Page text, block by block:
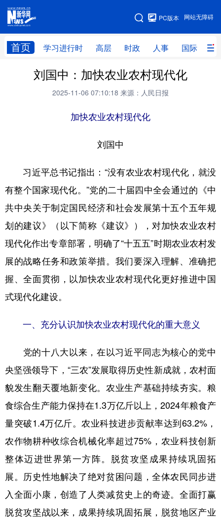
网站无障碍
PC版本
首页 学习进行时 高层 时政 人事 国际 财
网站地图
学习进行时 高层 时政 人事
财经 网评
思客智库 全球连线
访谈 视频 图片 政务
学术中国 乡村振兴 银龄 溯源中国
城市 旅游 能源 会展
彩票 娱乐 时尚 悦读
公益
文化产业
北京 天津 河北 山西
辽宁 吉林 上海 江苏
浙江 安徽 福建 江西
山东 河南 湖北 湖南
广东 广西 海南 重庆
陕西 甘肃 青海 宁夏
刘国中：加快农业农村现代化
2025-11-06 07:10:18 来源：人民日报
加快农业农村现代化
刘国中
习近平总书记指出：“没有农业农村现代化，就没
有整个国家现代化。”党的二十届四中全会通过的《中
共中央关于制定国民经济和社会发展第十五个五年规
划的建议》（以下简称《建议》），对加快农业农村
现代化作出专章部署，明确了“十五五”时期农业农村发
展的战略任务和政策举措。我们要深入理解、准确把
握、全面贯彻，以加快农业农村现代化更好推进中国
式现代化建设。
一、充分认识加快农业农村现代化的重大意义
党的十八大以来，在以习近平同志为核心的党中
央坚强领导下，“三农”发展取得历史性新成就，农村面
貌发生翻天覆地新变化。农业生产基础持续夯实。粮
食综合生产能力保持在1.3万亿斤以上，2024年粮食产
量突破1.4万亿斤。农业科技进步贡献率达到63.2%，
农作物耕种收综合机械化率超过75%，农业科技创新
整体迈进世界第一方阵。脱贫攻坚成果持续巩固拓
展。历史性地解决了绝对贫困问题，全体农民同步进
入全面小康，创造了人类减贫史上的奇迹。全面打赢
脱贫攻坚战以来，成果持续巩固拓展，脱贫地区产业